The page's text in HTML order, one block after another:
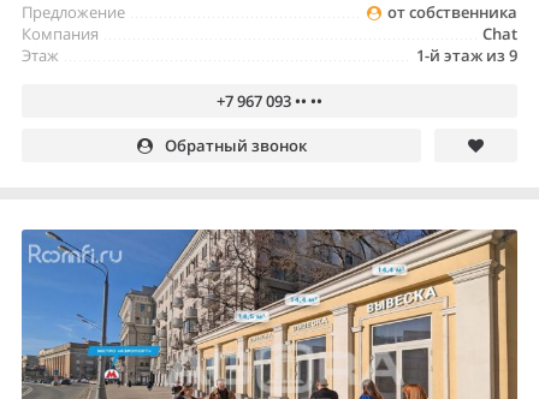
от собственника
Предложение
Chat
Компания
1-й этаж из 9
Этаж
+7 967 093 •• ••
Обратный звонок